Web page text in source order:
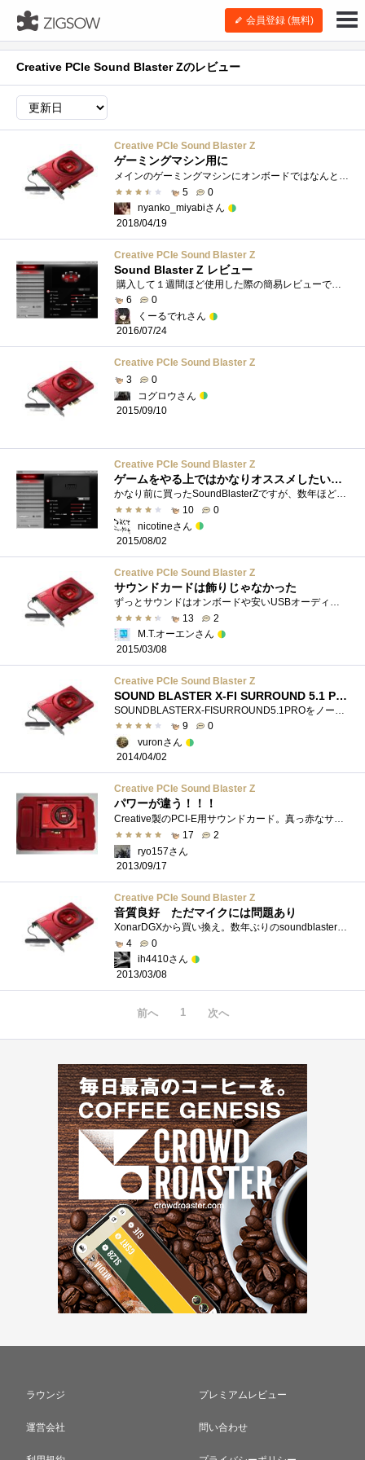
会員登録 (無料)
Creative PCIe Sound Blaster Zのレビュー
Creative PCIe Sound Blaster Z
ゲーミングマシン用に
メインのゲーミングマシンにオンボードではなんとなく嫌だったのでSoundBlasterのSB-Zを入れてみました。5.1chのホームシアターに接続するために光�...
5
0
nyanko_miyabiさん
2018/04/19
Creative PCIe Sound Blaster Z
Sound Blaster Z レビュー
6
0
くーるでれさん
2016/07/24
Creative PCIe Sound Blaster Z
3
0
コグロウさん
2015/09/10
Creative PCIe Sound Blaster Z
ゲームをやる上ではかなりオススメしたいサウンドカード
かなり前に買ったSoundBlasterZですが、数年ほど使っていますが未だ現役なので、レビューしていきます。
10
0
nicotineさん
2015/08/02
Creative PCIe Sound Blaster Z
サウンドカードは飾りじゃなかった
ずっとサウンドはオンボードや安いUSBオーディオ変換なんかを使っていたのですが、どうも特定の音で違和感を感じる事がありました。例えばcoura...
13
2
M.T.オーエンさん
2015/03/08
Creative PCIe Sound Blaster Z
SOUND BLASTER X-FI SURROUND 5.1 PROか～ら～の～↑
9
0
vuronさん
2014/04/02
Creative PCIe Sound Blaster Z
パワーが違う！！！
Creative製のPCI-E用サウンドカード。真っ赤なサウンドカード！ 電源を入れると更に赤く光る！ 「『インテル(R)Core(TM)vPro(TM)プロセッサー・ファミ�...
17
2
ryo157さん
2013/09/17
Creative PCIe Sound Blaster Z
音質良好 ただマイクには問題あり
XonarDGXから買い換え。数年ぶりのsoundblasterです。昔と比べてドライバが非常に安定しています。音質も良好です。ただ定位はDGXの方がよかったです...
4
0
ih4410さん
2013/03/08
前へ 1 次へ
ラウンジ プレミアムレビュー
運営会社 問い合わせ